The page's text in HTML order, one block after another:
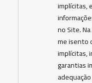
implícitas,
no Site.
me isento
implícitas,
garantias